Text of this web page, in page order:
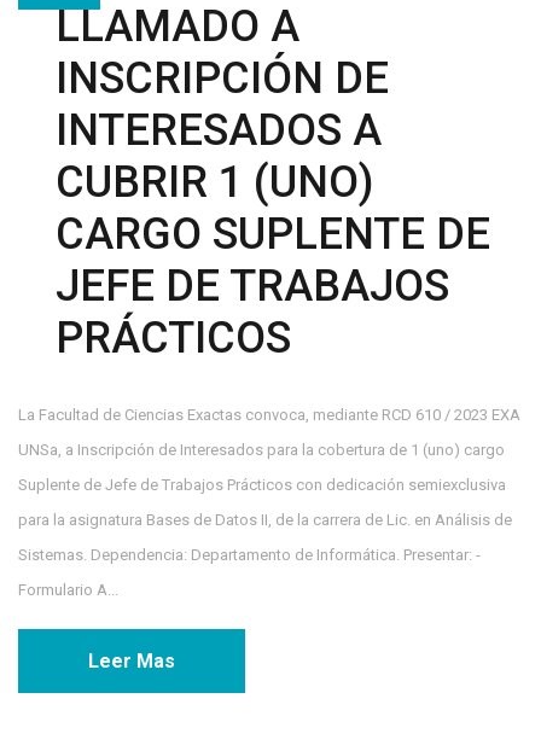
LLAMADO A
INSCRIPCIÓN DE
INTERESADOS A
CUBRIR 1 (UNO)
CARGO SUPLENTE DE
JEFE DE TRABAJOS
PRÁCTICOS
La Facultad de Ciencias Exactas convoca, mediante RCD 610 / 2023 EXA
UNSa, a Inscripción de Interesados para la cobertura de 1 (uno) cargo
Suplente de Jefe de Trabajos Prácticos con dedicación semiexclusiva
para la asignatura Bases de Datos II, de la carrera de Lic. en Análisis de
Sistemas. Dependencia: Departamento de Informática. Presentar: -
Formulario A...
Leer Mas